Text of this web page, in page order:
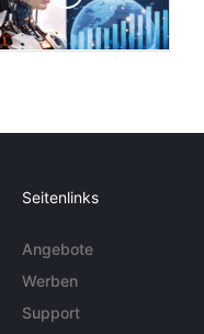
Seitenlinks
Angebote
Werben
Support